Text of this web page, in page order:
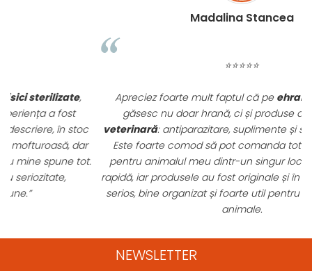
Madalina Stancea
Apreciez foarte mult faptul că pe ehranaanimale.ro
găsesc nu doar hrană, ci și produse dinfarmacia
veterinară: antiparazitare, suplimente și soluții de îngrijire.
Este foarte comod să pot comanda tot ce am nevoie
pentru animalul meu dintr-un singur loc. Livrarea a fost
rapidă, iar produsele au fost originale și în termen. Magazin
serios, bine organizat și foarte util pentru orice stăpân de
NEWSLETTER